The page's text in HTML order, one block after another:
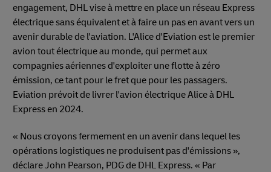
engagement, DHL vise à mettre en place un réseau Express
électrique sans équivalent et à faire un pas en avant vers un
avenir durable de l'aviation. L'Alice d'Eviation est le premier
avion tout électrique au monde, qui permet aux
compagnies aériennes d'exploiter une flotte à zéro
émission, ce tant pour le fret que pour les passagers.
Eviation prévoit de livrer l'avion électrique Alice à DHL
Express en 2024.
« Nous croyons fermement en un avenir dans lequel les
opérations logistiques ne produisent pas d'émissions »,
déclare John Pearson, PDG de DHL Express. « Par